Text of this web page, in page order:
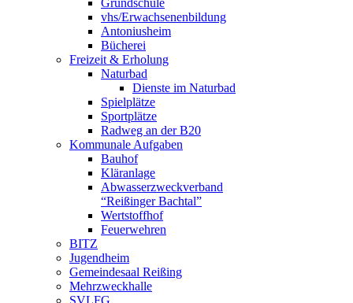
Grundschule
vhs/Erwachsenenbildung
Antoniusheim
Bücherei
Freizeit & Erholung
Naturbad
Dienste im Naturbad
Spielplätze
Sportplätze
Radweg an der B20
Kommunale Aufgaben
Bauhof
Kläranlage
Abwasserzweckverband
“Reißinger Bachtal”
Wertstoffhof
Feuerwehren
BITZ
Jugendheim
Gemeindesaal Reißing
Mehrzweckhalle
SVLFG